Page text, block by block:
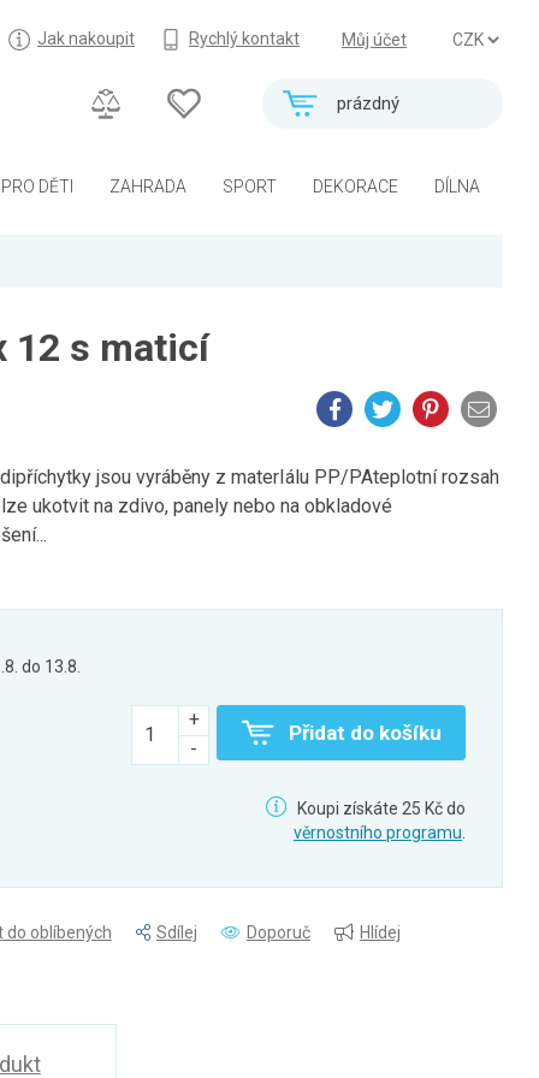
Můj účet
Jak nakoupit Rychlý kontakt
prázdný
PRO DĚTI ZAHRADA SPORT DEKORACE DÍLNA
12 s maticí
jsou vyráběny z materIálu PP/PAteplotní rozsah
ukotvit na zdivo, panely nebo na obkladové
do 13.8.
Přidat do košíku
Koupi získáte 25 Kč do
věrnostního programu
do oblíbených Sdílej Doporuč
Hlídej